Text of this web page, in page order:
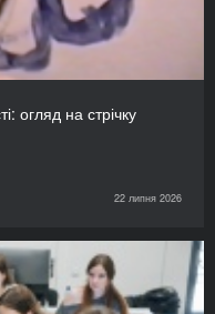
огляд на стрічку
22 липня 2026